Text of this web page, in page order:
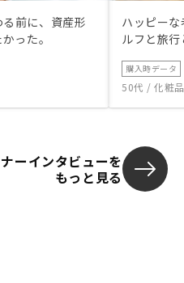
前に、資産形
った。
ハッピー
ルフと旅
購入時データ
50代 / 化粧
ーインタビューを
もっと見る